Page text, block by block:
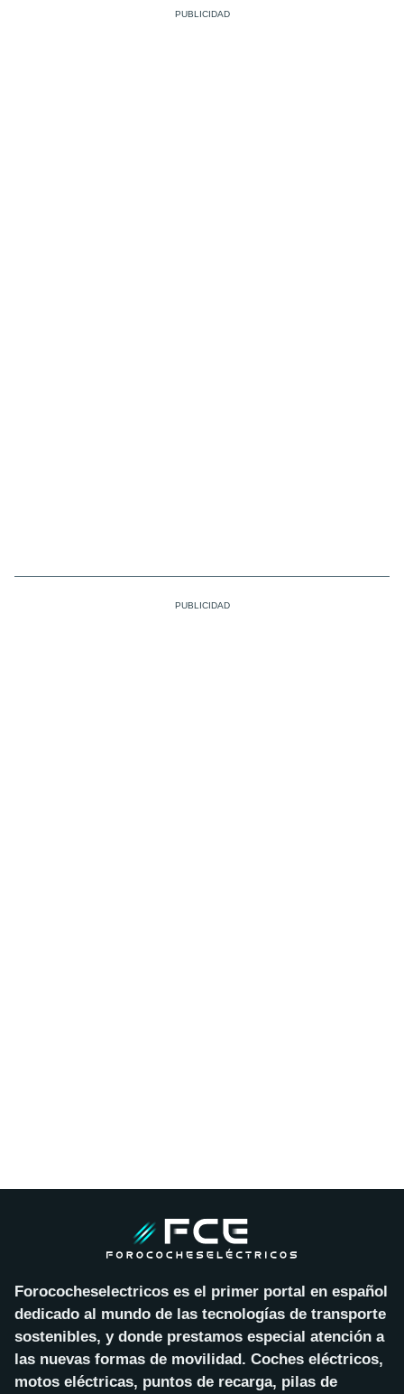
Forococheselectricos es el primer portal en español
dedicado al mundo de las tecnologías de transporte
sostenibles, y donde prestamos especial atención a
las nuevas formas de movilidad. Coches eléctricos,
motos eléctricas, puntos de recarga, pilas de